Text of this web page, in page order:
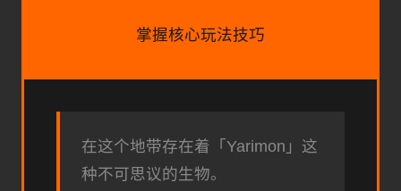
掌握核心玩法技巧
在这个地带存在着「Yarimon」这
种不可思议的生物。